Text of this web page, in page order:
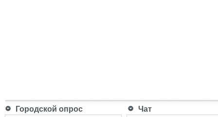
Городской опрос Чат